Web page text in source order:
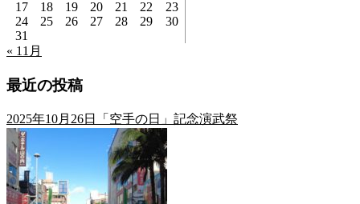
17
18 19 20 21 22
23
24
25 26 27 28 29
30
31
« 11月
最近の投稿
2025年10月26日「空手の日」記念演武祭